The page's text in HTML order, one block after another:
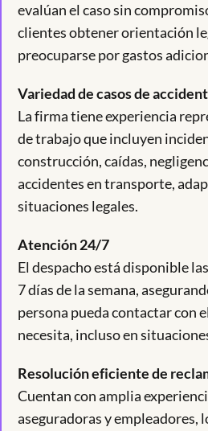
evalúan el caso sin
clientes obtener orientación
preocuparse por gastos
Variedad de casos de
La firma tiene experiencia
de trabajo que incluyen
construcción, caídas,
accidentes en transporte,
situaciones legales.
Atención 24/7
El despacho está disponible
7 días de la semana,
persona pueda contactar con
necesita, incluso en
Resolución eficiente de
Cuentan con amplia
aseguradoras y empleadores,